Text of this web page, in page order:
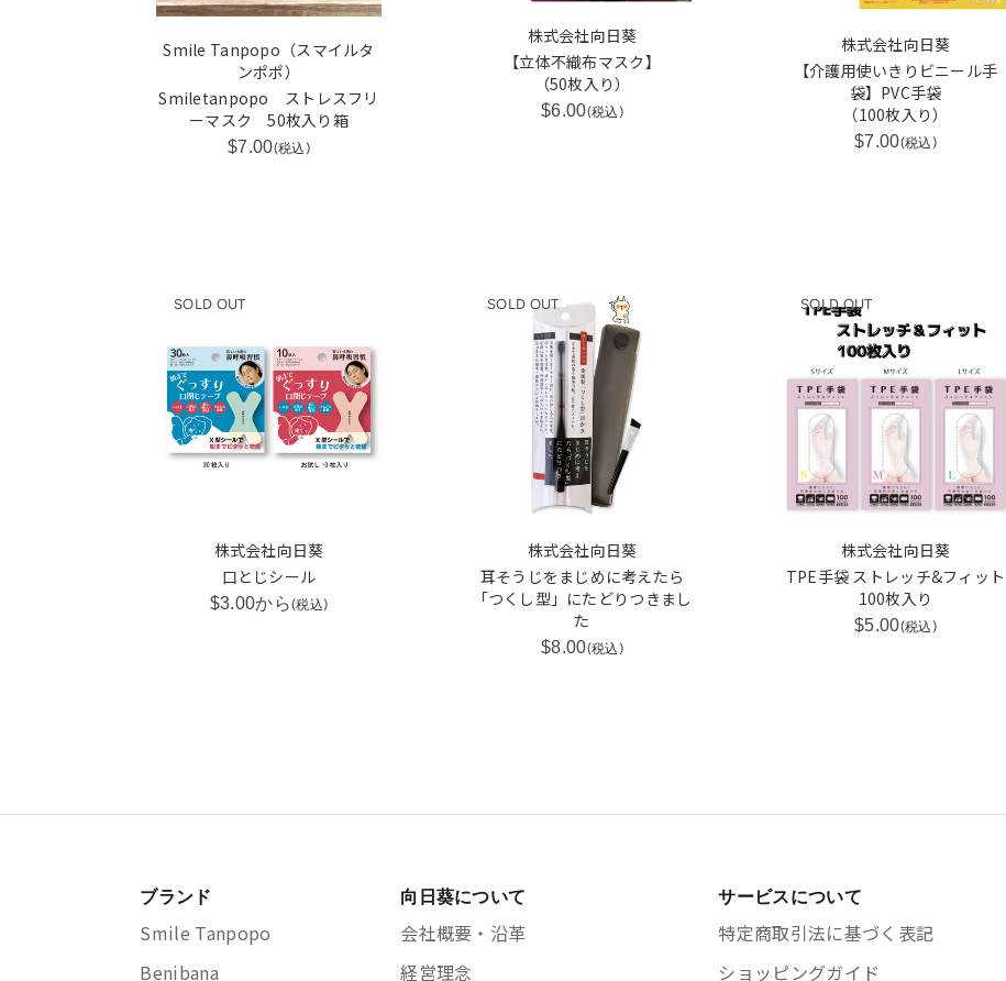
Smile Tanpopo（スマイルタ
ンポポ）
Smiletanpopo ストレスフリ
ーマスク 50枚入り箱
$7.00(税込)
株式会社向日葵
【立体不織布マスク】
（50枚入り）
$6.00(税込)
株式会社向日葵
【介護用使いきりビニール手
袋】PVC手袋
（100枚入り）
$7.00(税込)
SOLD OUT
株式会社向日葵
口とじシール
$3.00から(税込)
SOLD OUT
株式会社向日葵
耳そうじをまじめに考えたら
「つくし型」にたどりつきまし
た
$8.00(税込)
SOLD OUT
株式会社向日葵
TPE手袋 ストレッチ&フィット
100枚入り
$5.00(税込)
ブランド
Smile Tanpopo
Benibana
向日葵について
会社概要・沿革
経営理念
サービスについて
特定商取引法に基づく表記
ショッピングガイド